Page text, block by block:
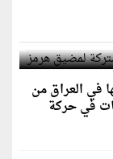
في العراق من
في حركة